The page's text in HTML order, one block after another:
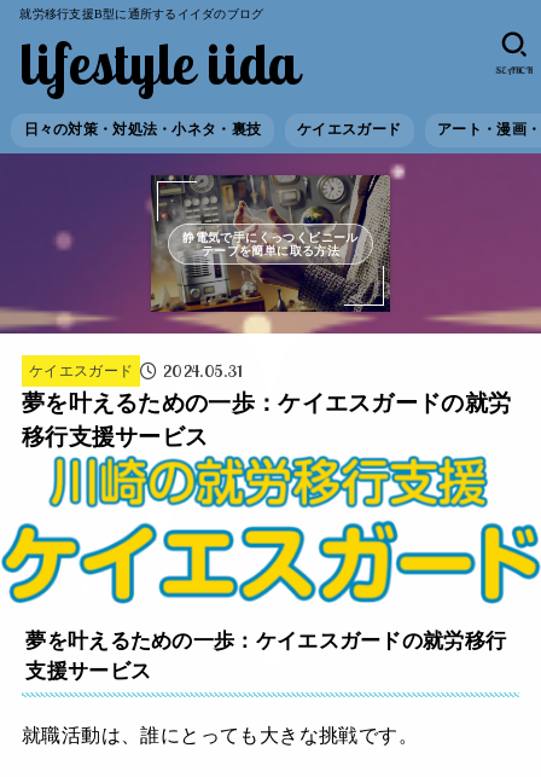
就労移行支援B型に通所するイイダのブログ
lifestyle iida
日々の対策・対処法・小ネタ・裏技 ケイエスガード アート・漫画
SEARCH
静電気で手にくっつくビニール
テープを簡単に取る方法
ケイエスガード 2024.05.31
夢を叶えるための一歩：ケイエスガードの就労
移行支援サービス
夢を叶えるための一歩：ケイエスガードの就労移行
支援サービス
就職活動は、誰にとっても大きな挑戦です。